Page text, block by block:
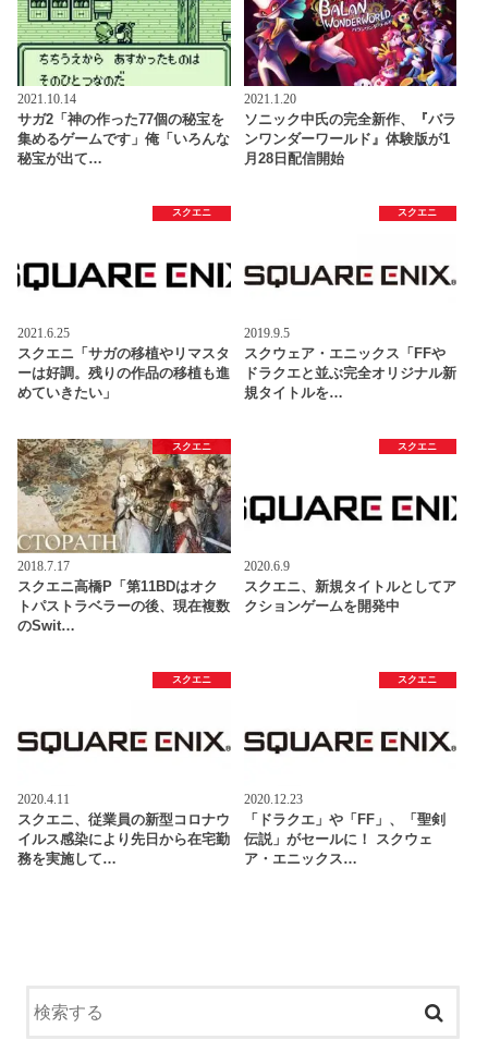
2021.10.14
サガ2「神の作った77個の秘宝を
集めるゲームです」俺「いろんな
秘宝が出て…
2021.1.20
ソニック中氏の完全新作、『バラ
ンワンダーワールド』体験版が1
月28日配信開始
スクエニ
2021.6.25
スクエニ「サガの移植やリマスタ
ーは好調。残りの作品の移植も進
めていきたい」
スクエニ
2019.9.5
スクウェア・エニックス「FFや
ドラクエと並ぶ完全オリジナル新
規タイトルを…
スクエニ
2018.7.17
スクエニ高橋P「第11BDはオク
トパストラベラーの後、現在複数
のSwit…
スクエニ
2020.6.9
スクエニ、新規タイトルとしてア
クションゲームを開発中
スクエニ
2020.4.11
スクエニ、従業員の新型コロナウ
イルス感染により先日から在宅勤
務を実施して…
スクエニ
2020.12.23
「ドラクエ」や「FF」、「聖剣
伝説」がセールに！ スクウェ
ア・エニックス…